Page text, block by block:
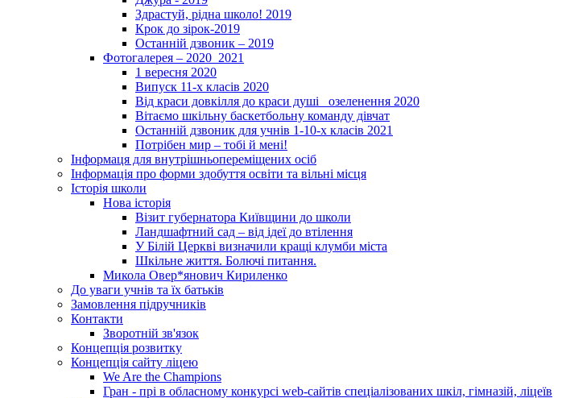
Здрастуй, рідна школо! 2019
Крок до зірок-2019
Останній дзвоник – 2019
Фотогалерея – 2020_2021
1 вересня 2020
Випуск 11-х класів 2020
Від краси довкілля до краси душі _озеленення 2020
Вітаємо шкільну баскетбольну команду дівчат
Останній дзвоник для учнів 1-10-х класів 2021
Потрібен мир – тобі й мені!
Інформаця для внутрішньопереміщених осіб
Інформація про форми здобуття освіти та вільні місця
Історія школи
Нова історія
Візит губернатора Київщини до школи
Ландшафтний сад – від ідеї до втілення
У Білій Церкві визначили кращі клумби міста
Шкільне життя. Болючі питання.
Микола Овер*янович Кириленко
До уваги учнів та їх батьків
Замовлення підручників
Контакти
Зворотній зв'язок
Концепція розвитку
Концепція сайту ліцею
We Are the Champions
Гран - прі в обласному конкурсі web-сайтів спеціалізованих шкіл, гімназій, ліцеїв